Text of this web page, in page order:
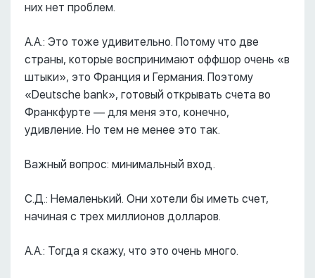
них нет проблем.
А.А.: Это тоже удивительно. Потому что две
страны, которые воспринимают оффшор очень «в
штыки», это Франция и Германия. Поэтому
«Deutsche bank», готовый открывать счета во
Франкфурте –– для меня это, конечно,
удивление. Но тем не менее это так.
Важный вопрос: минимальный вход.
С.Д.: Немаленький. Они хотели бы иметь счет,
начиная с трех миллионов долларов.
А.А.: Тогда я скажу, что это очень много.